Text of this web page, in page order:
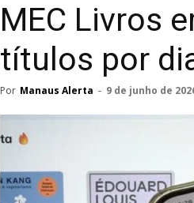
MEC Livros
títulos por
Por Manaus Alerta - 9 de junho de